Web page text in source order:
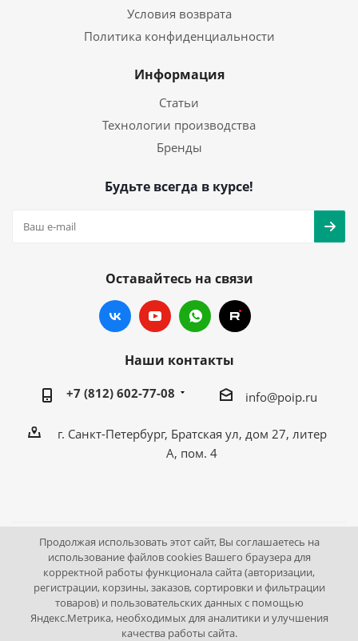
Условия возврата
Политика конфиденциальности
Информация
Статьи
Технологии производства
Бренды
Будьте всегда в курсе!
Оставайтесь на связи
Наши контакты
+7 (812) 602-77-08 info@poip.ru
г. Санкт-Петербург, Братская ул, дом 27, литер
А, пом. 4
2009 - 2026 © Промышленное оборудование Интернет
портал.
195043, г. Санкт-Петербург, Братская ул, дом 27, литер А,
пом. 4
Продолжая использовать этот сайт, Вы соглашаетесь на
использование файлов cookies Вашего браузера для
корректной работы функционала сайта (авторизации,
регистрации, корзины, заказов, сортировки и фильтрации
товаров) и пользовательских данных с помощью
Яндекс.Метрика, необходимых для аналитики и улучшения
качества работы сайта.